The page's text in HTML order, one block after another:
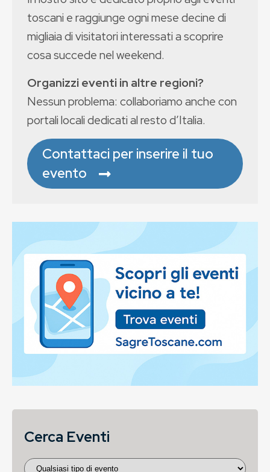
toscani e raggiunge ogni mese decine di
migliaia di visitatori interessati a scoprire
cosa succede nel weekend.
Organizzi eventi in altre regioni?
Nessun problema: collaboriamo anche con
portali locali dedicati al resto d’Italia.
Contattaci per inserire il tuo
evento
Cerca Eventi